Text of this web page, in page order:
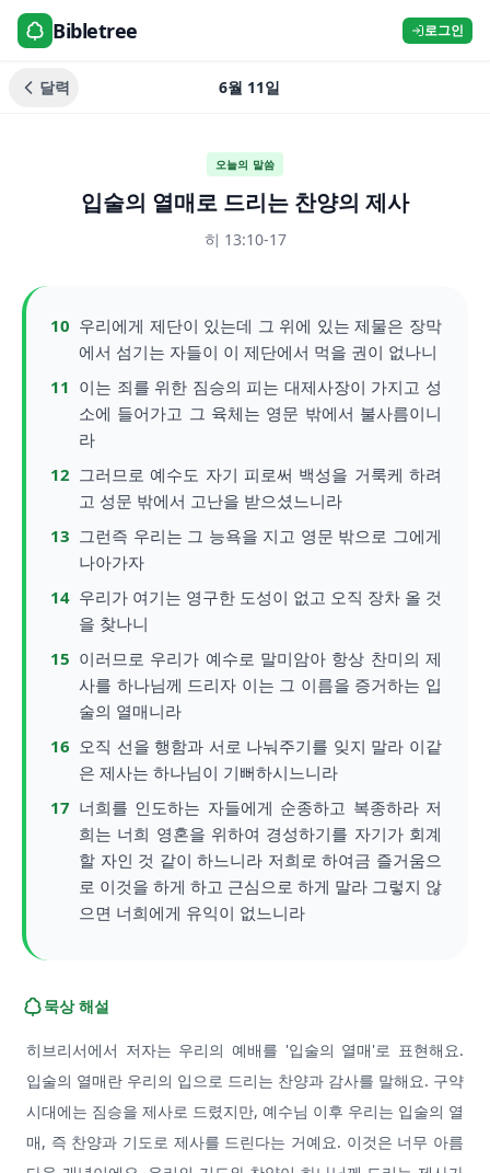
Bibletree 로그인
달력 6월 11일
오늘의 말씀
입술의 열매로 드리는 찬양의 제사
히 13:10-17
10 우리에게 제단이 있는데 그 위에 있는 제물은 장막
에서 섬기는 자들이 이 제단에서 먹을 권이 없나니
11 이는 죄를 위한 짐승의 피는 대제사장이 가지고 성
소에 들어가고 그 육체는 영문 밖에서 불사름이니
라
12 그러므로 예수도 자기 피로써 백성을 거룩케 하려
고 성문 밖에서 고난을 받으셨느니라
13 그런즉 우리는 그 능욕을 지고 영문 밖으로 그에게
나아가자
14 우리가 여기는 영구한 도성이 없고 오직 장차 올 것
을 찾나니
15 이러므로 우리가 예수로 말미암아 항상 찬미의 제
사를 하나님께 드리자 이는 그 이름을 증거하는 입
술의 열매니라
16 오직 선을 행함과 서로 나눠주기를 잊지 말라 이같
은 제사는 하나님이 기뻐하시느니라
17 너희를 인도하는 자들에게 순종하고 복종하라 저
희는 너희 영혼을 위하여 경성하기를 자기가 회계
할 자인 것 같이 하느니라 저희로 하여금 즐거움으
로 이것을 하게 하고 근심으로 하게 말라 그렇지 않
으면 너희에게 유익이 없느니라
묵상 해설
히브리서에서 저자는 우리의 예배를 '입술의 열매'로 표현해요.
입술의 열매란 우리의 입으로 드리는 찬양과 감사를 말해요. 구약
시대에는 짐승을 제사로 드렸지만, 예수님 이후 우리는 입술의 열
매, 즉 찬양과 기도로 제사를 드린다는 거예요. 이것은 너무 아름